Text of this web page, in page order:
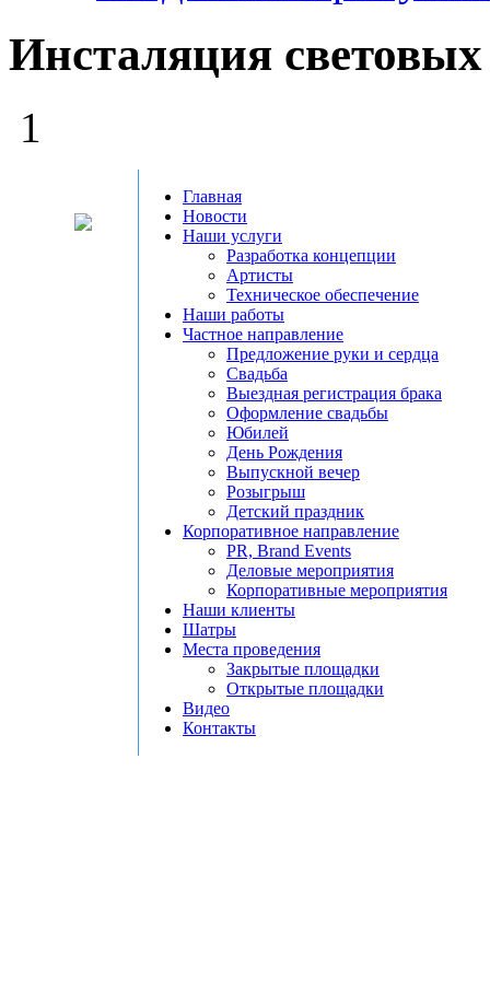
Инсталяция
1
Главная
Новости
Наши услуги
Разработка концепции
Артисты
Техническое обеспечение
Наши работы
Частное направление
Предложение руки и сердца
Свадьба
Выездная регистрация брака
Оформление свадьбы
Юбилей
День Рождения
Выпускной вечер
Розыгрыш
Детский праздник
Корпоративное направление
PR, Brand Events
Деловые мероприятия
Корпоративные мероприятия
Наши клиенты
Шатры
Места проведения
Закрытые площадки
Открытые площадки
Видео
Контакты